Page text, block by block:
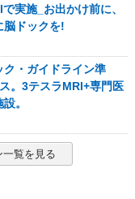
実施_お出かけ前に、
脳ドックを!
ク・ガイドライン準
。3テスラMRI+専門医
。
一覧を見る